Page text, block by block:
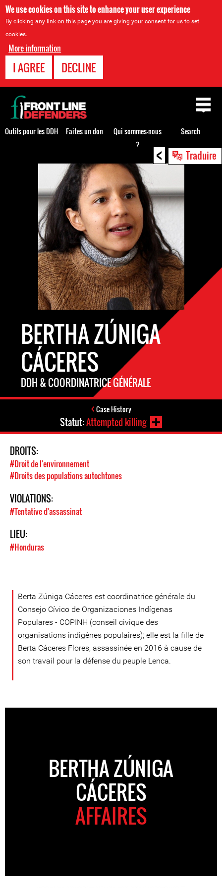
We use cookies on this site to enhance your user experience
By clicking any link on this page you are giving your consent for us to set
cookies.
More information
I AGREE DECLINE
< Traduire
BERTHA ZÚNIGA
CÁCERES
DDH & COORDINATRICE GÉNÉRALE
Case History
Statut:Attempted killing
DROITS:
#Droit de l'environnement
#Droits des populations autochtones
VIOLATIONS:
#Tentative d'assassinat
LIEU:
#Honduras
Berta Zúniga Cáceres est coordinatrice générale du
Consejo Cívico de Organizaciones Indígenas
Populares - COPINH (conseil civique des
organisations indigènes populaires); elle est la fille de
Berta Cáceres Flores, assassinée en 2016 à cause de
son travail pour la défense du peuple Lenca.
BERTHA ZÚNIGA
CÁCERES
AFFAIRES
Back
to
top
Outils pour les DDH Faites un don
Qui sommes-nous
?
Search